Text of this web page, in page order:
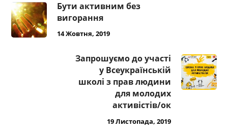
Бути активним без
вигорання
14 Жовтня, 2019
Запрошуємо до участі
у Всеукраїнській
школі з прав людини
для молодих
активістів/ок
19 Листопада, 2019